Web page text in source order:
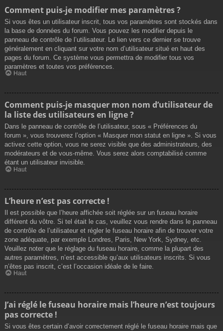
Comment puis-je modifier mes paramètres ?
Si vous êtes un utilisateur inscrit, tous vos paramètres sont stockés dans
la base de données du forum. Vous pouvez les modifier depuis le
panneau de contrôle de l’utilisateur. Le lien vers ce dernier se trouve
généralement en cliquant sur votre nom d’utilisateur situé en haut des
pages du forum. Ce système vous permettra de modifier tous vos
paramètres et toutes vos préférences.
Haut
Comment puis-je masquer mon nom d’utilisateur de
la liste des utilisateurs en ligne ?
Dans le panneau de contrôle de l’utilisateur, sous « Préférences du
forum », vous trouverez l’option « Masquer mon statut en ligne ». Si vous
activez cette option, vous ne serez visible que des administrateurs, des
modérateurs et de vous-même. Vous serez alors comptabilisé comme
étant un utilisateur invisible.
Haut
L’heure n’est pas correcte !
Il est possible que l’heure affichée soit réglée sur un fuseau horaire
différent du vôtre. Si tel était le cas, veuillez vous rendre dans le panneau
de contrôle de l’utilisateur et régler le fuseau horaire afin de trouver votre
zone adéquate, par exemple Londres, Paris, New York, Sydney, etc.
Veuillez noter que le réglage du fuseau horaire, comme la plupart des
autres paramètres, n’est accessible qu’aux utilisateurs inscrits. Si vous
n’êtes pas inscrit, c’est l’occasion idéale de le faire.
Haut
J’ai réglé le fuseau horaire mais l’heure n’est toujours
pas correcte !
Si vous êtes certain d’avoir correctement réglé le fuseau horaire mais que